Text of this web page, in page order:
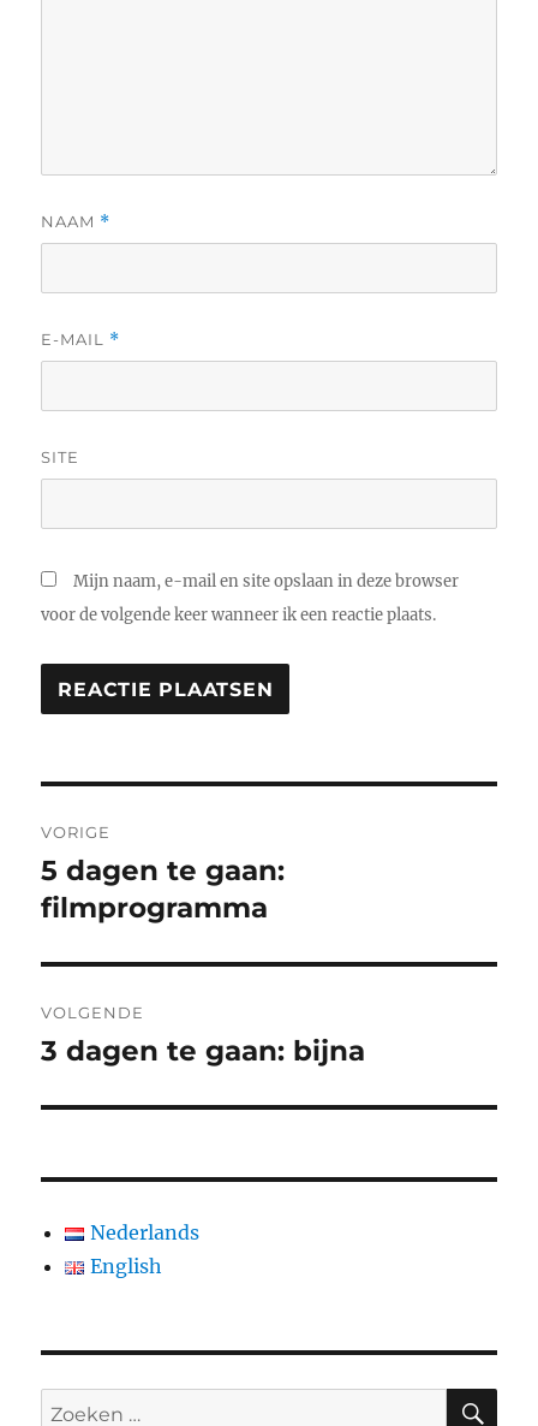
NAAM *
E-MAIL *
SITE
Mijn naam, e-mail en site opslaan in deze browser
voor de volgende keer wanneer ik een reactie plaats.
navigatie
VORIGE
Vorig
bericht:
5 dagen te gaan:
filmprogramma
VOLGENDE
Volgend
3 dagen te gaan: bijna
Nederlands
English
Zoeken